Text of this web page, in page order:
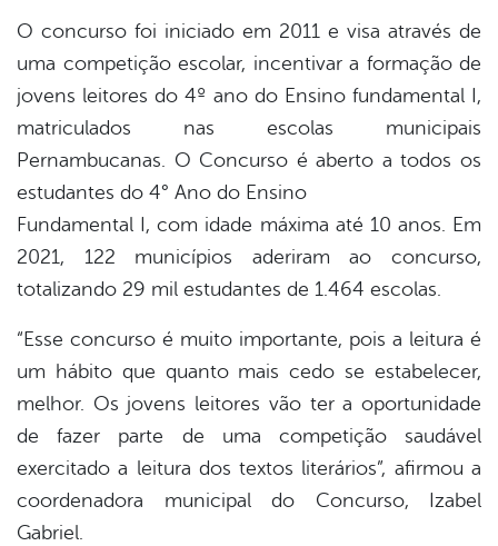
O concurso foi iniciado em 2011 e visa através de
uma competição escolar, incentivar a formação de
jovens leitores do 4º ano do Ensino fundamental I,
matriculados nas escolas municipais
Pernambucanas. O Concurso é aberto a todos os
estudantes do 4° Ano do Ensino
Fundamental I, com idade máxima até 10 anos. Em
2021, 122 municípios aderiram ao concurso,
totalizando 29 mil estudantes de 1.464 escolas.
“Esse concurso é muito importante, pois a leitura é
um hábito que quanto mais cedo se estabelecer,
melhor. Os jovens leitores vão ter a oportunidade
de fazer parte de uma competição saudável
exercitado a leitura dos textos literários”, afirmou a
coordenadora municipal do Concurso, Izabel
Gabriel.